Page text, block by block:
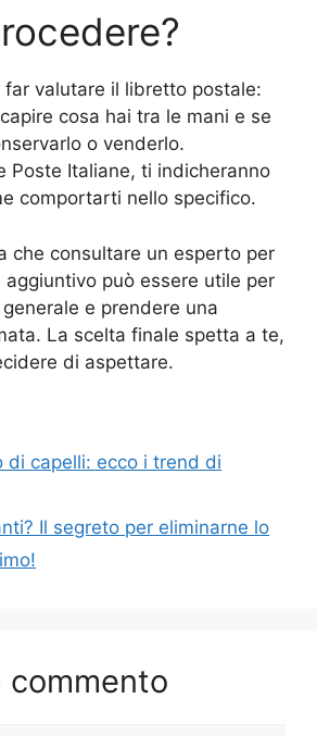
far valutare il libretto postale:
cosa hai tra le mani e se
o venderlo.
Poste Italiane, ti indicheranno
comportarti nello specifico.
che consultare un esperto per
aggiuntivo può essere utile per
e prendere una
La scelta finale spetta a te,
di aspettare.
di capelli: ecco i trend di
Il segreto per eliminarne lo
commento